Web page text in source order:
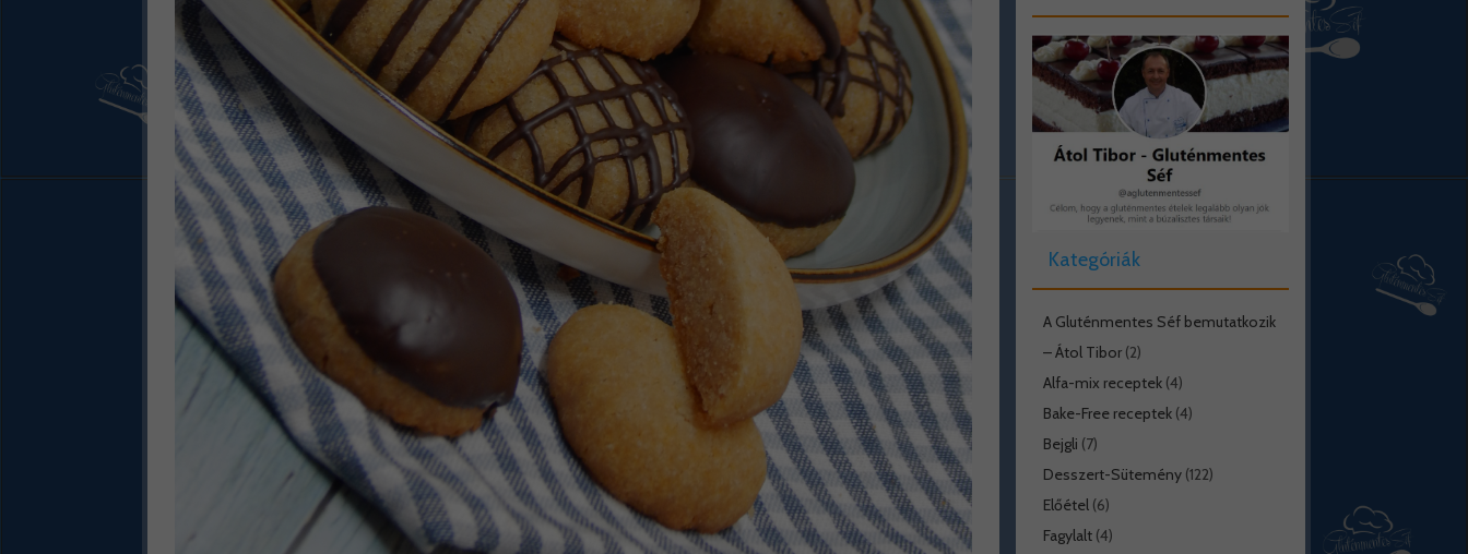
Kategóriák
A Gluténmentes Séf bemutatkozik
– Átol Tibor(2)
Alfa-mix receptek(4)
Bake-Free receptek(4)
Bejgli (7)
Desszert-Sütemény(122)
Előétel(6)
Fagylalt(4)